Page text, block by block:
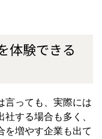
体験できる
言っても、実際には
する場合も多く、
を増やす企業も出て